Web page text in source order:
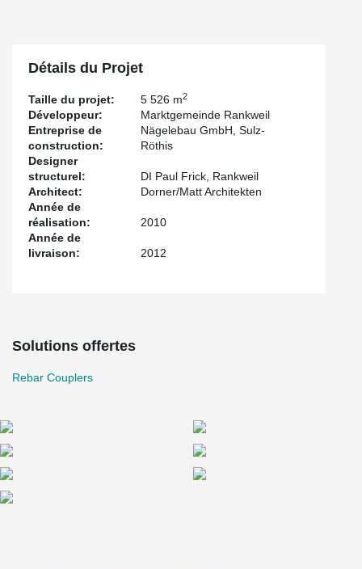
Détails du Projet
Taille du projet: 5 526 m2
Développeur:
Marktgemeinde Rankweil
Entreprise de
construction:
Nägelebau GmbH, Sulz-
Röthis
Designer
structurel:
DI Paul Frick, Rankweil
Architect:
Dorner/Matt Architekten
Année de
réalisation:
2010
Année de
livraison:
2012
Solutions offertes
Rebar Couplers